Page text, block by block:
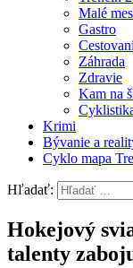
Malé
Gastro
Záhrada
Zdravie
Kam na
Krimi
Bývanie a
Cyklo mapa
Hľadať:
Hokejový
talenty